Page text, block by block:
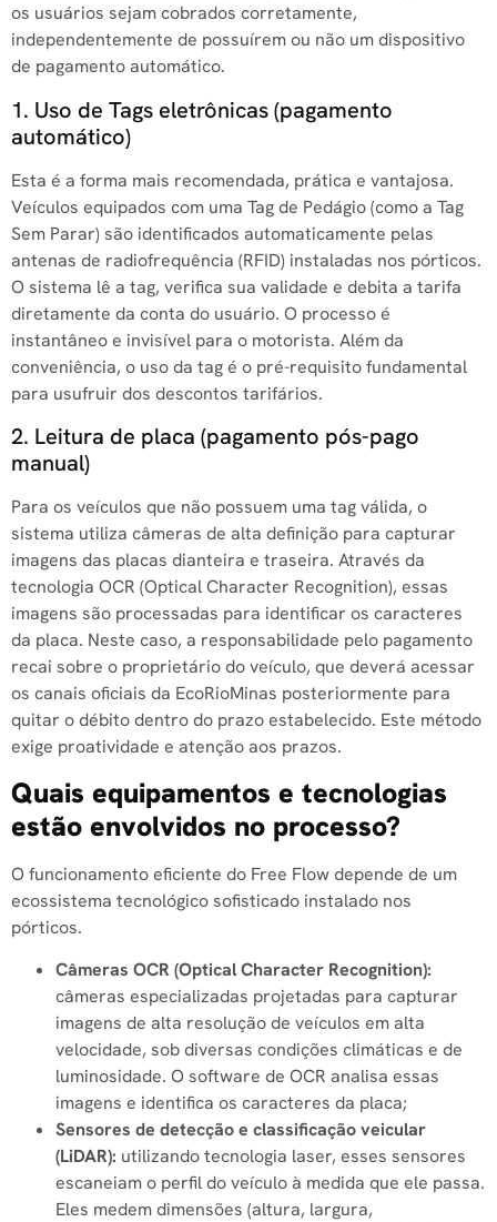
os usuários sejam cobrados corretamente,
independentemente de possuírem ou não um dispositivo
de pagamento automático.
1. Uso de Tags eletrônicas (pagamento
automático)
Esta é a forma mais recomendada, prática e vantajosa.
Veículos equipados com uma Tag de Pedágio (como a Tag
Sem Parar) são identificados automaticamente pelas
antenas de radiofrequência (RFID) instaladas nos pórticos.
O sistema lê a tag, verifica sua validade e debita a tarifa
diretamente da conta do usuário. O processo é
instantâneo e invisível para o motorista. Além da
conveniência, o uso da tag é o pré-requisito fundamental
para usufruir dos descontos tarifários.
2. Leitura de placa (pagamento pós-pago
manual)
Para os veículos que não possuem uma tag válida, o
sistema utiliza câmeras de alta definição para capturar
imagens das placas dianteira e traseira. Através da
tecnologia OCR (Optical Character Recognition), essas
imagens são processadas para identificar os caracteres
da placa. Neste caso, a responsabilidade pelo pagamento
recai sobre o proprietário do veículo, que deverá acessar
os canais oficiais da EcoRioMinas posteriormente para
quitar o débito dentro do prazo estabelecido. Este método
exige proatividade e atenção aos prazos.
Quais equipamentos e tecnologias
estão envolvidos no processo?
O funcionamento eficiente do Free Flow depende de um
ecossistema tecnológico sofisticado instalado nos
pórticos.
Câmeras OCR (Optical Character Recognition):
câmeras especializadas projetadas para capturar
imagens de alta resolução de veículos em alta
velocidade, sob diversas condições climáticas e de
luminosidade. O software de OCR analisa essas
imagens e identifica os caracteres da placa;
Sensores de detecção e classificação veicular
(LiDAR): utilizando tecnologia laser, esses sensores
escaneiam o perfil do veículo à medida que ele passa.
Eles medem dimensões (altura, largura,